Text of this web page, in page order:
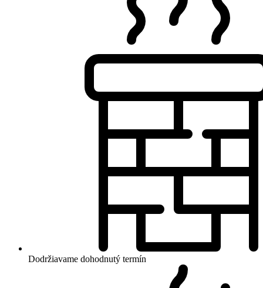
Dodržiavame dohodnutý termín